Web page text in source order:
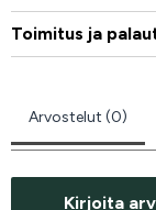
Toimitus ja
Arvostelut (0)
Kirjoita